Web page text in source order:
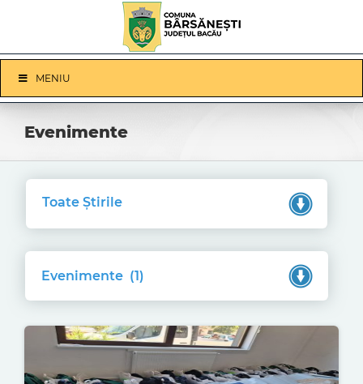
Navigation
MENIU
Evenimente
Toate Știrile